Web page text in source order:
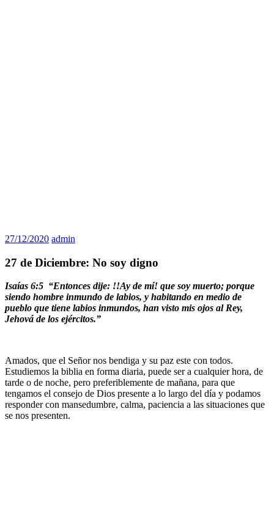
27/12/2020 admin
27 de Diciembre: No soy digno
Isaías 6:5 “Entonces dije: !!Ay de mí! que soy muerto; porque
siendo hombre inmundo de labios, y habitando en medio de
pueblo que tiene labios inmundos, han visto mis ojos al Rey,
Jehová de los ejércitos.”
Amados, que el Señor nos bendiga y su paz este con todos.
Estudiemos la biblia en forma diaria, puede ser a cualquier hora, de
tarde o de noche, pero preferiblemente de mañana, para que
tengamos el consejo de Dios presente a lo largo del día y podamos
responder con mansedumbre, calma, paciencia a las situaciones que
se nos presenten.